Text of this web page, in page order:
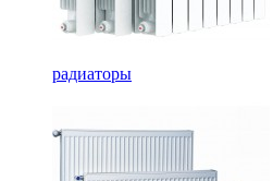
радиаторы